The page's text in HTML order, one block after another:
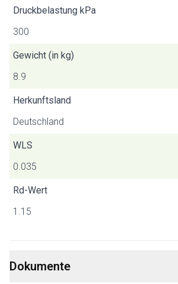
Druckbelastung kPa
300
Gewicht (in kg)
8.9
Herkunftsland
Deutschland
WLS
0.035
Rd-Wert
1.15
Dokumente